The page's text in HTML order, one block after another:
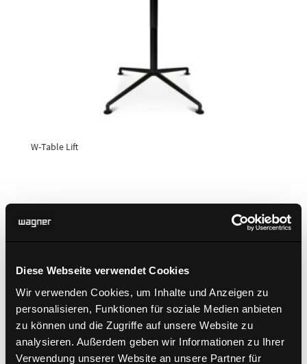
Diese Webseite verwendet Cookies
Wir verwenden Cookies, um Inhalte und Anzeigen zu
personalisieren, Funktionen für soziale Medien anbieten
zu können und die Zugriffe auf unsere Website zu
analysieren. Außerdem geben wir Informationen zu Ihrer
Verwendung unserer Website an unsere Partner für
W-Table Lift